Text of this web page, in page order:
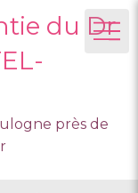
du Dr
près de